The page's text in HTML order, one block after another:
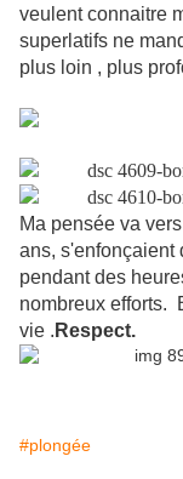
veulent connaitre
superlatifs ne
plus loin , plus
Ma pensée va
ans, s'enfonçaient
pendant des
nombreux efforts.
vie . Respect.
#plongée